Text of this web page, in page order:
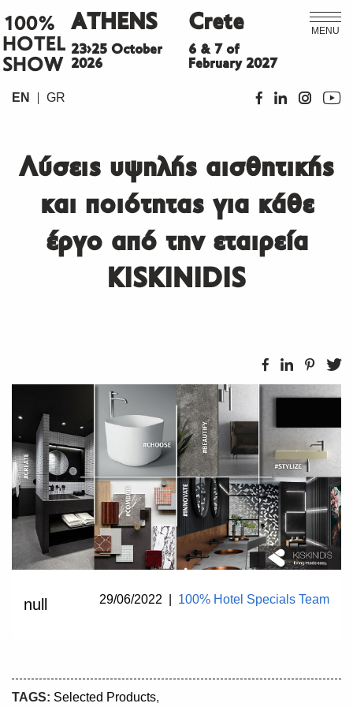
MENU
100%
HOTEL
SHOW
ATHENS
23>25 October
2026
Crete
6 & 7 of
February 2027
EN GR
Λύσεις υψηλής αισθητικής
και ποιότητας για κάθε
έργο από την εταιρεία
KISKINIDIS
29/06/2022 100% Hotel Specials Team
null
TAGS: Selected Products,